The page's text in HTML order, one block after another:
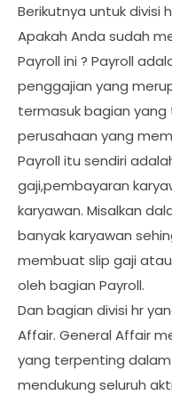
Berikutnya untuk divisi
Apakah Anda sudah
Payroll ini ? Payroll
penggajian yang
termasuk bagian
perusahaan yang
Payroll itu sendiri
gaji,pembayaran
karyawan. Misalkan
banyak karyawan
membuat slip gaji
oleh bagian Payroll.
Dan bagian divisi hr
Affair. General Affair
yang terpenting
mendukung seluruh